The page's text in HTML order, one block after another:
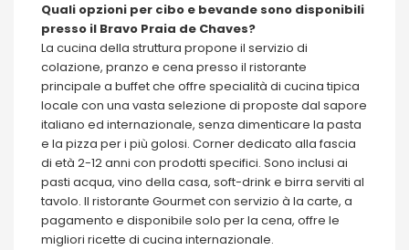
Quali opzioni per cibo e bevande sono disponibili
presso il Bravo Praia de Chaves?
La cucina della struttura propone il servizio di
colazione, pranzo e cena presso il ristorante
principale a buffet che offre specialità di cucina tipica
locale con una vasta selezione di proposte dal sapore
italiano ed internazionale, senza dimenticare la pasta
e la pizza per i più golosi. Corner dedicato alla fascia
di età 2-12 anni con prodotti specifici. Sono inclusi ai
pasti acqua, vino della casa, soft-drink e birra serviti al
tavolo. Il ristorante Gourmet con servizio à la carte, a
pagamento e disponibile solo per la cena, offre le
migliori ricette di cucina internazionale.